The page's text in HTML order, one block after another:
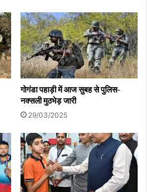
will be developed
व्यावसायिक दृष्टि से विकास
गोगंडा पहाड़ी में आज सुबह से पुलिस-
नक्सली मुठभेड़ जारी
29/03/2025